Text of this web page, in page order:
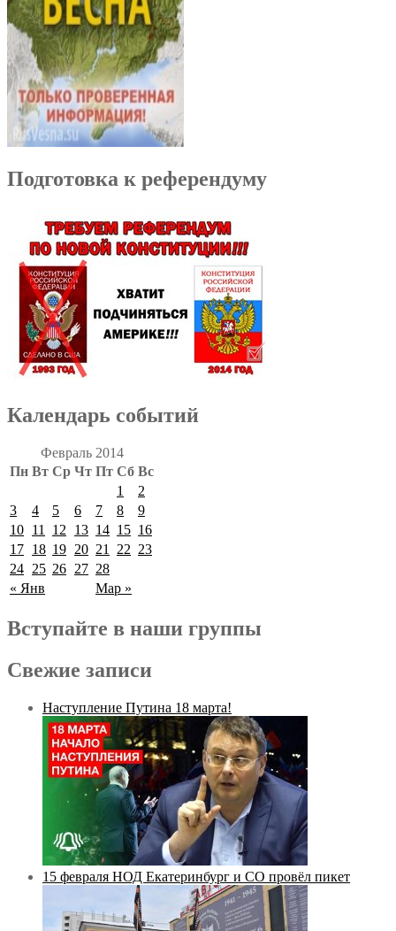
Подготовка к референдуму
Календарь событий
Февраль 2014
Пн Вт Ср Чт Пт Сб Вс
« Янв Мар »
1
2
3
4 5 6 7 8
9
10 11 12 13 14 15 16
17 18 19 20 21 22 23
24 25 26 27 28
Вступайте в наши группы
Свежие записи
Наступление Путина 18 марта!
15 февраля НОД Екатеринбург и СО провёл пикет